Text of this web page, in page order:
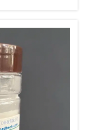
vypadají